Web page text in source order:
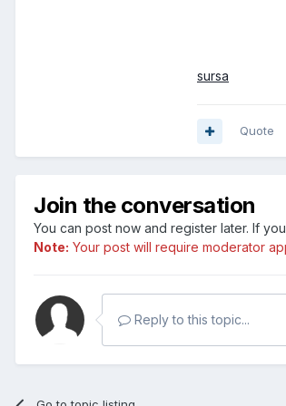
sursa
Quote
Join the conversation
You can post now and register later. If
Note: Your post will require moderator
Reply to this topic...